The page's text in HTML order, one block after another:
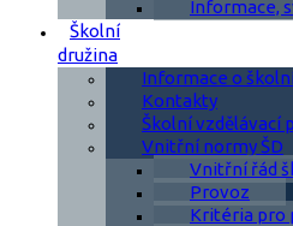
Informace,
Školní
družina
Informace o
Kontakty
Školní vzdělávací
Vnitřní normy ŠD
Vnitřní řád
Provoz
Kritéria pro